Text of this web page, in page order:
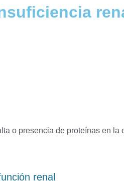
o presencia de proteínas en la
renal